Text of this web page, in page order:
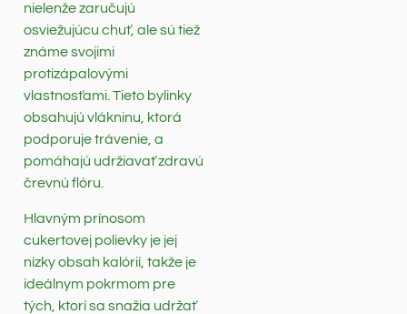
nielenže zaručujú
osviežujúcu chuť, ale sú tiež
známe svojimi
protizápalovými
vlastnosťami. Tieto bylinky
obsahujú vlákninu, ktorá
podporuje trávenie, a
pomáhajú udržiavať zdravú
črevnú flóru.
Hlavným prínosom
cukertovej polievky je jej
nízky obsah kalórií, takže je
ideálnym pokrmom pre
tých, ktorí sa snažia udržať